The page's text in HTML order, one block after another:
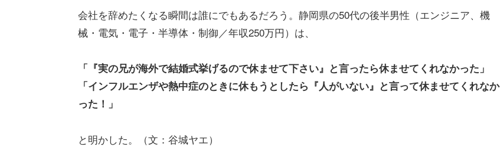
会社を辞めたくなる瞬間は誰にでもあるだろう。静岡県の50代の後半男性（エンジニア、機
械・電気・電子・半導体・制御／年収250万円）は、
「『実の兄が海外で結婚式挙げるので休ませて下さい』と言ったら休ませてくれなかった」
「インフルエンザや熱中症のときに休もうとしたら『人がいない』と言って休ませてくれなか
った！」
と明かした。（文：谷城ヤエ）